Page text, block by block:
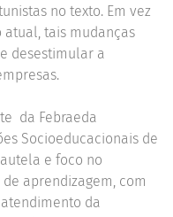
no texto. Em vez
tais mudanças
desestimular a
da Febraeda
Socioeducacionais de
e foco no
aprendizagem, com
da